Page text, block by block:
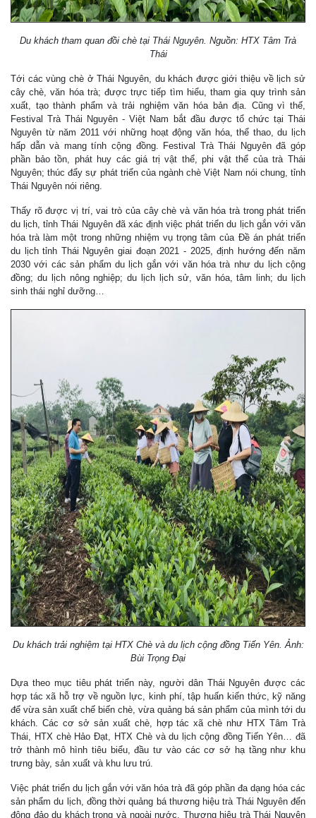
Du khách tham quan đồi chè tại Thái Nguyên. Nguồn: HTX Tâm Trà
Thái
Tới các vùng chè ở Thái Nguyên, du khách được giới thiệu về lịch sử
cây chè, văn hóa trà; được trực tiếp tìm hiểu, tham gia quy trình sản
xuất, tạo thành phẩm và trải nghiệm văn hóa bản địa. Cũng vì thế,
Festival Trà Thái Nguyên - Việt Nam bắt đầu được tổ chức tại Thái
Nguyên từ năm 2011 với những hoạt động văn hóa, thể thao, du lịch
hấp dẫn và mang tính cộng đồng. Festival Trà Thái Nguyên đã góp
phần bảo tồn, phát huy các giá trị vật thể, phi vật thể của trà Thái
Nguyên; thúc đẩy sự phát triển của ngành chè Việt Nam nói chung, tỉnh
Thái Nguyên nói riêng.
Thấy rõ được vị trí, vai trò của cây chè và văn hóa trà trong phát triển
du lịch, tỉnh Thái Nguyên đã xác định việc phát triển du lịch gắn với văn
hóa trà làm một trong những nhiệm vụ trọng tâm của Đề án phát triển
du lịch tỉnh Thái Nguyên giai đoạn 2021 - 2025, định hướng đến năm
2030 với các sản phẩm du lịch gắn với văn hóa trà như du lịch cộng
đồng; du lịch nông nghiệp; du lịch lịch sử, văn hóa, tâm linh; du lịch
sinh thái nghỉ dưỡng…
Du khách trải nghiệm tại HTX Chè và du lịch cộng đồng Tiến Yên. Ảnh:
Bùi Trọng Đại
Dựa theo mục tiêu phát triển này, người dân Thái Nguyên được các
hợp tác xã hỗ trợ về nguồn lực, kinh phí, tập huấn kiến thức, kỹ năng
để vừa sản xuất chế biến chè, vừa quảng bá sản phẩm của mình tới du
khách. Các cơ sở sản xuất chè, hợp tác xã chè như HTX Tâm Trà
Thái, HTX chè Hảo Đạt, HTX Chè và du lịch cộng đồng Tiến Yên… đã
trở thành mô hình tiêu biểu, đầu tư vào các cơ sở hạ tầng như khu
trưng bày, sản xuất và khu lưu trú.
Việc phát triển du lịch gắn với văn hóa trà đã góp phần đa dạng hóa các
sản phẩm du lịch, đồng thời quảng bá thương hiệu trà Thái Nguyên đến
đông đảo du khách trong và ngoài nước. Thương hiệu trà Thái Nguyên